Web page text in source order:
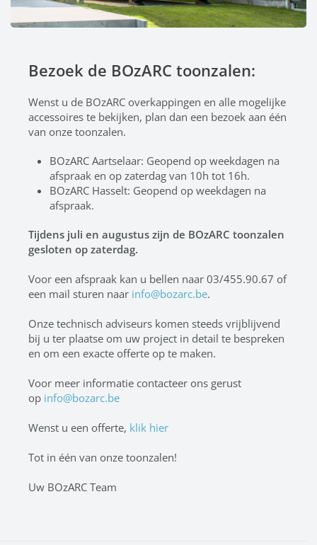
Bezoek de BOzARC toonzalen:
Wenst u de BOzARC overkappingen en alle mogelijke
accessoires te bekijken, plan dan een bezoek aan één
van onze toonzalen.
BOzARC Aartselaar: Geopend op weekdagen na
afspraak en op zaterdag van 10h tot 16h.
BOzARC Hasselt: Geopend op weekdagen na
afspraak.
Tijdens juli en augustus zijn de BOzARC toonzalen
gesloten op zaterdag.
Voor een afspraak kan u bellen naar 03/455.90.67 of
een mail sturen naar info@bozarc.be.
Onze technisch adviseurs komen steeds vrijblijvend
bij u ter plaatse om uw project in detail te bespreken
en om een exacte offerte op te maken.
Voor meer informatie contacteer ons gerust
op info@bozarc.be
Wenst u een offerte, klik hier
Tot in één van onze toonzalen!
Uw BOzARC Team